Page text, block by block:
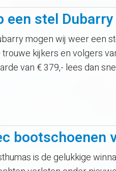
een stel
mogen wij weer een
kijkers en volgers
van € 379,- lees dan
bootschoenen
is de gelukkige